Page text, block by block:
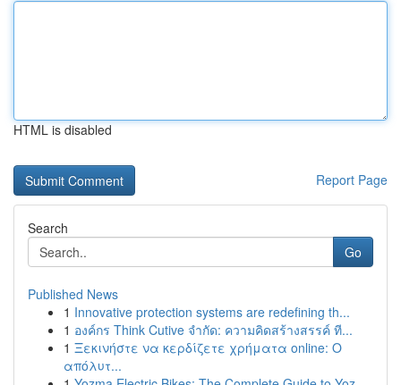
HTML is disabled
Report Page
Search
Go
Published News
1 Innovative protection systems are redefining th...
1 องค์กร Think Cutive จำกัด: ความคิดสร้างสรรค์ ที...
1 Ξεκινήστε να κερδίζετε χρήματα online: Ο
απόλυτ...